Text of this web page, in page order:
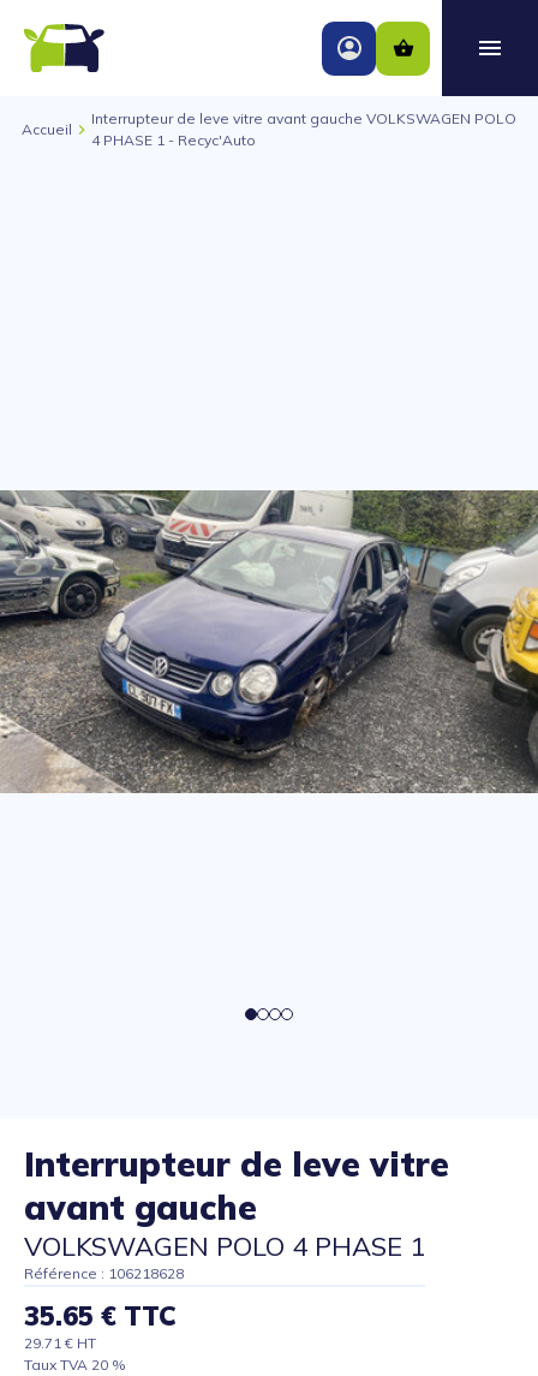
Accueil
Interrupteur de leve vitre avant gauche VOLKSWAGEN POLO
4 PHASE 1 - Recyc'Auto
Interrupteur de leve vitre
avant gauche
VOLKSWAGEN POLO 4 PHASE 1
Référence : 106218628
35.65 € TTC
29.71 € HT
Taux TVA 20 %